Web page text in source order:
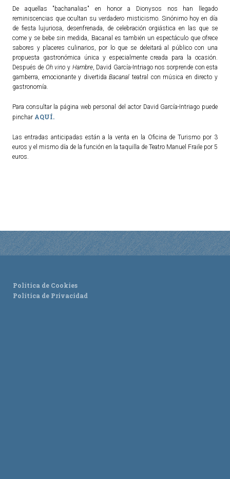
TURISMO
Historia
Qué ver
Fiestas
Dónde dormir
Artesanía
Entorno
ACTUALIDAD
Agenda
De aquellas "bachanalias" en honor a Dionysos nos han llegado
reminiscencias que ocultan su verdadero misticismo. Sinónimo hoy en día
de fiesta lujuriosa, desenfrenada, de celebración orgiástica en las que se
come y se bebe sin medida, Bacanal es también un espectáculo que ofrece
sabores y placeres culinarios, por lo que se deleitará al público con una
propuesta gastronómica única y especialmente creada para la ocasión.
Después de Oh vino y Hambre, David García-Intriago nos sorprende con esta
gamberra, emocionante y divertidaBacanal teatral con música en directo y
gastronomía.
Para consultar la página web personal del actor David García-Intriago puede
pinchar AQUÍ.
Las entradas anticipadas están a la venta en la Oficina de Turismo por 3
euros y el mismo día de la función en la taquilla de Teatro Manuel Fraile por 5
euros.
Política de Cookies
Política de Privacidad